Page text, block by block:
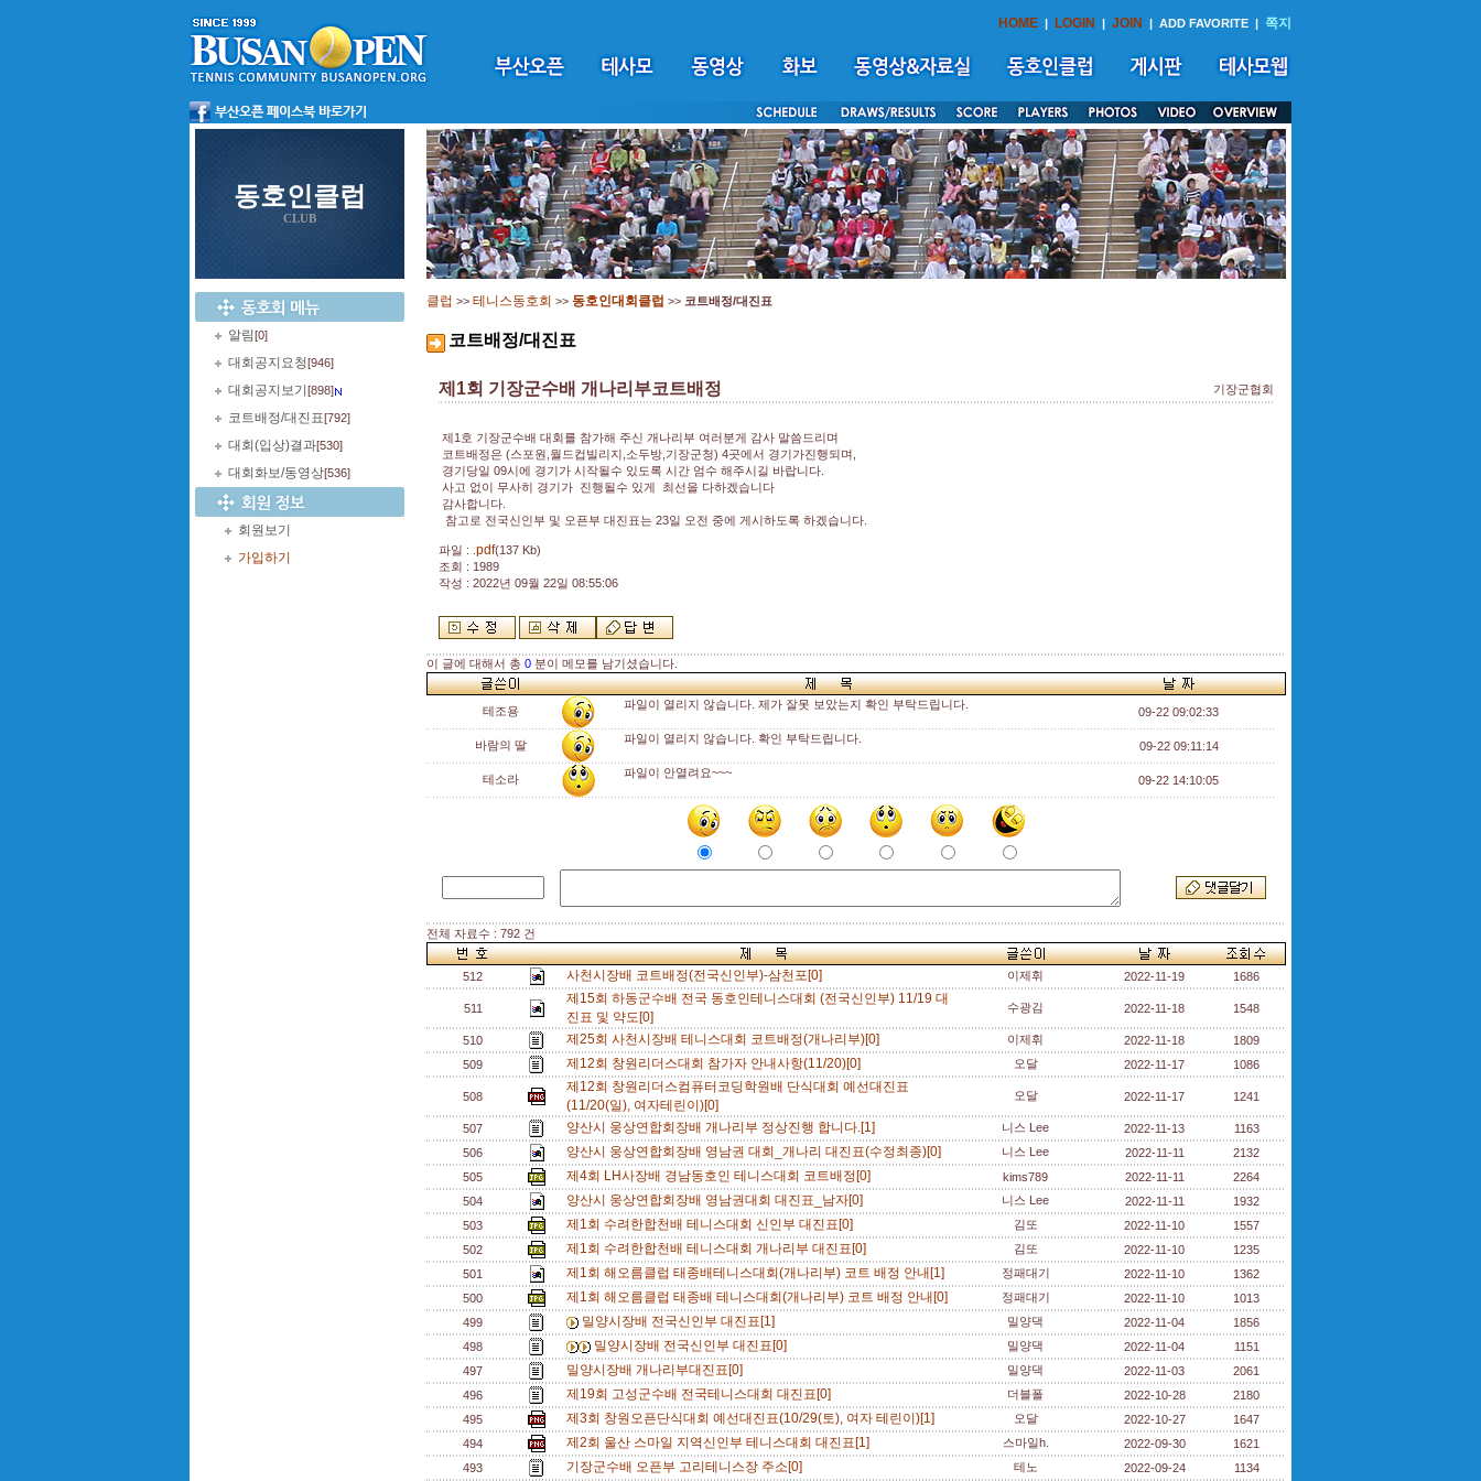
HOME | LOGIN | JOIN | ADD FAVORITE | 쪽지
동호인클럽
CLUB
알림[0]
대회공지요청[946]
대회공지보기 [898]
코트배정/대진표[792]
대회(입상)결과[530]
대회화보/동영상[536]
회원보기
가입하기
클럽 >> 테니스동호회 >> 동호인대회클럽 >> 코트배정/대진표
코트배정/대진표
제1회 기장군수배 개나리부코트배정 기장군협회
제1호 기장군수배 대회를 참가해 주신 개나리부 여러분게 감사 말씀드리며
코트배정은 (스포원,월드컵빌리지,소두방,기장군청) 4곳에서 경기가진행되며,
경기당일 09시에 경기가 시작될수 있도록 시간 엄수 해주시길 바랍니다.
사고 없이 무사히 경기가 진행될수 있게 최선을 다하겠습니다
감사합니다.
참고로 전국신인부 및 오픈부 대진표는 23일 오전 중에 게시하도록 하겠습니다.
파일 : .pdf(137 Kb)
조회 : 1989
작성 : 2022년 09월 22일 08:55:06
이 글에 대해서 총 0 분이 메모를 남기셨습니다.
테조용 파일이 열리지 않습니다. 제가 잘못 보았는지 확인 부탁드립니다.
09-22 09:02:33
바람의 딸 파일이 열리지 않습니다. 확인 부탁드립니다.
09-22 09:11:14
테소라 파일이 안열려요~~~
09-22 14:10:05
전체 자료수 : 792 건
512 사천시장배 코트배정(전국신인부)-삼천포[0] 이제휘 2022-11-19 1686
511
제15회 하동군수배 전국 동호인테니스대회 (전국신인부) 11/19 대
진표 및 약도[0]
수광김 2022-11-18 1548
510 제25회 사천시장배 테니스대회 코트배정(개나리부)[0] 이제휘 2022-11-18
1809
509
제12회 창원리더스대회 참가자 안내사항(11/20)[0] 오달 2022-11-17 1086
508
제12회 창원리더스컴퓨터코딩학원배 단식대회 예선대진표
(11/20(일), 여자테린이)[0]
오달 2022-11-17 1241
507 양산시 웅상연합회장배 개나리부 정상진행 합니다.[1] 니스 Lee 2022-11-13
1163
506
양산시 웅상연합회장배 영남권 대회_개나리 대진표(수정최종)[0] 니스 Lee 2022-11-11
2132
505
제4회 LH사장배 경남동호인 테니스대회 코트배정[0] kims789 2022-11-11
2264
504
양산시 웅상연합회장배 영남권대회 대진표_남자[0] 니스 Lee 2022-11-11
1932
503
제1회 수려한합천배 테니스대회 신인부 대진표[0] 김또 2022-11-10
1557
502
제1회 수려한합천배 테니스대회 개나리부 대진표[0] 김또 2022-11-10
1235
501
제1회 해오름클럽 태종배테니스대회(개나리부) 코트 배정 안내[1] 정패대기 2022-11-10
1362
500
제1회 해오름클럽 태종배 테니스대회(개나리부) 코트 배정 안내[0] 정패대기 2022-11-10
1013
499
밀양시장배 전국신인부 대진표[1] 밀양댁 2022-11-04
1856
498
밀양시장배 전국신인부 대진표[0] 밀양댁 2022-11-04
1151
497
밀양시장배 개나리부대진표[0] 밀양댁 2022-11-03
2061
496
제19회 고성군수배 전국테니스대회 대진표[0] 더블폴 2022-10-28
2180
495
제3회 창원오픈단식대회 예선대진표(10/29(토), 여자 테린이)[1] 오달 2022-10-27
1647
494
제2회 울산 스마일 지역신인부 테니스대회 대진표[1] 스마일h. 2022-09-30
1621
493
기장군수배 오픈부 고리테니스장 주소[0] 테노 2022-09-24 1134